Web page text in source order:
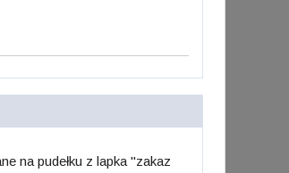
na pudełku z lapka "zakaz